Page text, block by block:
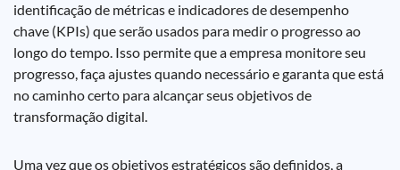
identificação de métricas e indicadores de desempenho
chave (KPIs) que serão usados para medir o progresso ao
longo do tempo. Isso permite que a empresa monitore seu
progresso, faça ajustes quando necessário e garanta que está
no caminho certo para alcançar seus objetivos de
transformação digital.
Uma vez que os objetivos estratégicos são definidos, a